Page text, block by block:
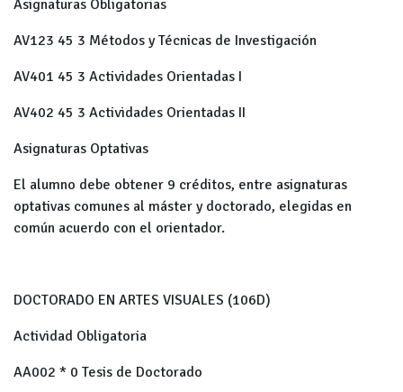
Asignaturas Obligatorias
AV123 45 3 Métodos y Técnicas de Investigación
AV401 45 3 Actividades Orientadas I
AV402 45 3 Actividades Orientadas II
Asignaturas Optativas
El alumno debe obtener 9 créditos, entre asignaturas
optativas comunes al máster y doctorado, elegidas en
común acuerdo con el orientador.
DOCTORADO EN ARTES VISUALES (106D)
Actividad Obligatoria
AA002 * 0 Tesis de Doctorado